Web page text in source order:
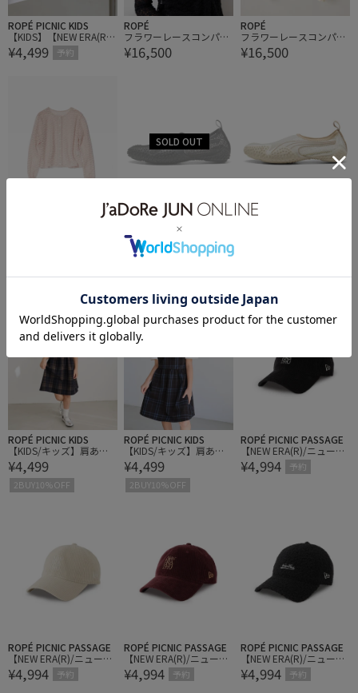
ROPÉ PICNIC KIDS
【KIDS】【NEW ERA(R)
別注】920CS HEARTLOG
O BACKRIBBON CAP
¥4,499 予約
ROPÉ
フラワーレースコンパク
トカーディガン/イージ
ーケア【J'aDoRe・ルミ
¥16,500
ROPÉ
フラワーレースコンパク
トカーディガン/イージ
ーケア【J'aDoRe・ルミ
¥16,500
ADAM ET ROPÉ FEMME
【PUMA（プーマ）】MO
STRO FLEX MESH
¥12,100
ADAM ET ROPÉ FEMME
ROPÉ PICNIC KIDS
【KIDS/キッズ】肩あき
チェック柄ワンピース/
リンクコーデ
¥4,499
2BUY10%OFF
ROPÉ PICNIC KIDS
【KIDS/キッズ】肩あき
チェック柄ワンピース/
リンクコーデ
¥4,499
2BUY10%OFF
ROPÉ PICNIC PASSAGE
【NEW ERA(R)/ニューエ
ラ別注】CORDUROY 92
0CS
¥4,994 予約
ROPÉ PICNIC PASSAGE
【NEW ERA(R)/ニューエ
ラ別注】CORDUROY 92
0CS
¥4,994 予約
ROPÉ PICNIC PASSAGE
【NEW ERA(R)/ニューエ
ラ別注】CORDUROY 92
0CS
¥4,994 予約
ROPÉ PICNIC PASSAGE
【NEW ERA(R)/ニューエ
ラ別注】920CS BASIC PI
LE KNIT CAP
¥4,994 予約